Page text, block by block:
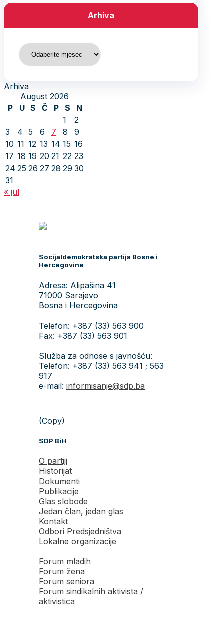
Arhiva
Arhiva
Arhiva
August 2026
P
U S Č P S
N
1
2
3
4 5 6 7 8
9
10 11 12 13 14 15 16
17 18 19 20 21 22 23
24 25 26 27 28 29 30
31
« jul
Socijaldemokratska partija Bosne i
Hercegovine
Adresa: Alipašina 41
71000 Sarajevo
Bosna i Hercegovina
Telefon: +387 (33) 563 900
Fax: +387 (33) 563 901
Služba za odnose s javnošću:
Telefon: +387 (33) 563 941 ; 563
917
e-mail: informisanje@sdp.ba
(Copy)
SDP BiH
O partiji
Historijat
Dokumenti
Publikacije
Glas slobode
Jedan član, jedan glas
Kontakt
Odbori Predsjedništva
Lokalne organizacije
Forum mladih
Forum žena
Forum seniora
Forum sindikalnih aktivista /
aktivistica